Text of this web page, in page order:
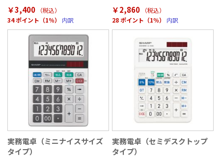
￥3,400
（税込）
34 ポイント（1％）
内訳
￥2,860
（税込）
28 ポイント（1％）
内訳
実務電卓（ミニナイスサイズ
タイプ）
実務電卓（セミデスクトップ
タイプ）